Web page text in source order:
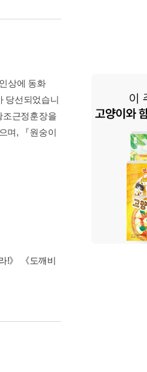
상에 동화
당선되었습니
조근정훈장을
며, 『원숭이
!》 《도깨비